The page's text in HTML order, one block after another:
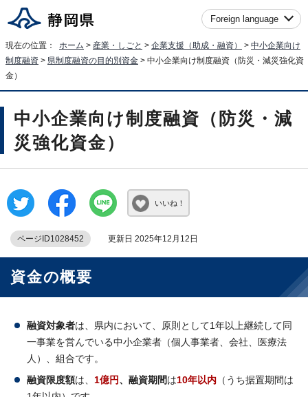
Foreign language
現在の位置： ホーム > 産業・しごと > 企業支援（助成・融資） > 中小企業向け
制度融資 > 県制度融資の目的別資金 > 中小企業向け制度融資（防災・減災強化資
金）
中小企業向け制度融資（防災・減
災強化資金）
いいね！
ページID1028452 更新日 2025年12月12日
資金の概要
融資対象者は、県内において、原則として1年以上継続して同
一事業を営んでいる中小企業者（個人事業者、会社、医療法
人）、組合です。
融資限度額は、 1億円 、 融資期間 は10年以内 （うち据置期間は